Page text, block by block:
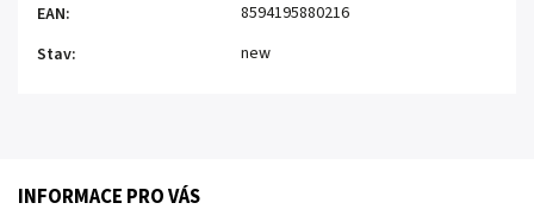
EAN:
8594195880216
Stav: new
INFORMACE PRO VÁS